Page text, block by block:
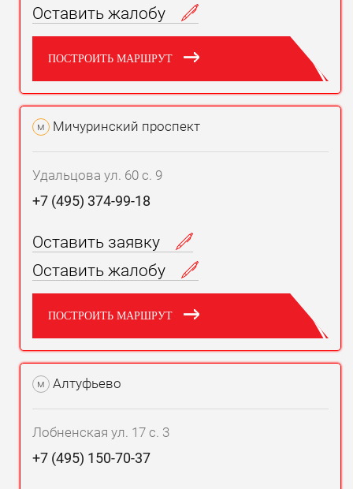
Оставить жалобу
ПОСТРОИТЬ МАРШРУТ
м Мичуринский проспект
Удальцова ул. 60 с. 9
+7 (495) 374-99-18
Оставить заявку
Оставить жалобу
ПОСТРОИТЬ МАРШРУТ
м Алтуфьево
Лобненская ул. 17 с. 3
+7 (495) 150-70-37